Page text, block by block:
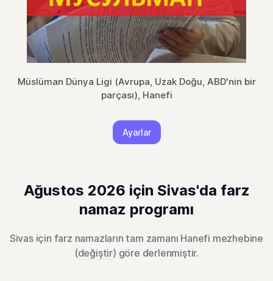
Müslüman Dünya Ligi (Avrupa, Uzak Doğu, ABD'nin bir
parçası), Hanefi
Ayarlar
Ağustos 2026 için Sivas'da farz
namaz programı
Sivas için farz namazların tam zamanı Hanefi mezhebine
(değiştir) göre derlenmiştir.